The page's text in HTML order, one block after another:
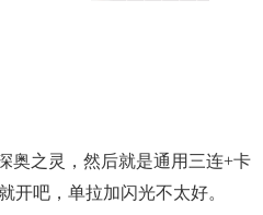
奥之灵，然后就是通用三连+卡
开吧，单拉加闪光不太好。